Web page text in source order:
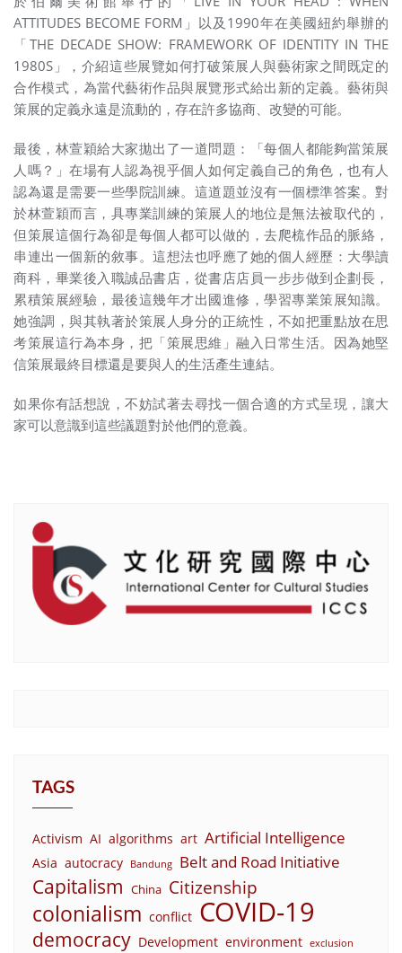
ATTITUDES BECOME FORM」以及1990年在美國紐約舉辦的
「THE DECADE SHOW: FRAMEWORK OF IDENTITY IN THE
1980S」，介紹這些展覽如何打破策展人與藝術家之間既定的
合作模式，為當代藝術作品與展覽形式給出新的定義。藝術與
策展的定義永遠是流動的，存在許多協商、改變的可能。
最後，林萱穎給大家拋出了一道問題：「每個人都能夠當策展
人嗎？」在場有人認為視乎個人如何定義自己的角色，也有人
認為還是需要一些學院訓練。這道題並沒有一個標準答案。對
於林萱穎而言，具專業訓練的策展人的地位是無法被取代的，
但策展這個行為卻是每個人都可以做的，去爬梳作品的脈絡，
串連出一個新的敘事。這想法也呼應了她的個人經歷：大學讀
商科，畢業後入職誠品書店，從書店店員一步步做到企劃長，
累積策展經驗，最後這幾年才出國進修，學習專業策展知識。
她強調，與其執著於策展人身分的正統性，不如把重點放在思
考策展這行為本身，把「策展思維」融入日常生活。因為她堅
信策展最終目標還是要與人的生活產生連結。
如果你有話想說，不妨試著去尋找一個合適的方式呈現，讓大
家可以意識到這些議題對於他們的意義。
TAGS
Activism AI algorithms art Artificial Intelligence
Asia autocracy Bandung Belt and Road Initiative
Capitalism China Citizenship
colonialism conflict COVID-19
democracy Development environment exclusion